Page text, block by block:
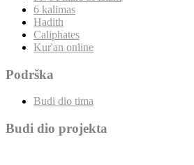
6 kalimas
Hadith
Caliphates
Kur'an online
Podrška
Budi dio tima
Budi dio projekta